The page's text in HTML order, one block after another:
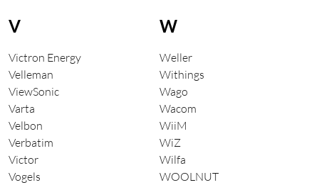
V
Victron Energy
Velleman
ViewSonic
Varta
Velbon
Verbatim
Victor
Vogels
W
Weller
Withings
Wago
Wacom
WiiM
WiZ
Wilfa
WOOLNUT